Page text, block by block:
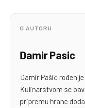
O AUTORU
Damir Pasic
Damir Pašić rođen je
Kulinarstvom se
pripremu hrane